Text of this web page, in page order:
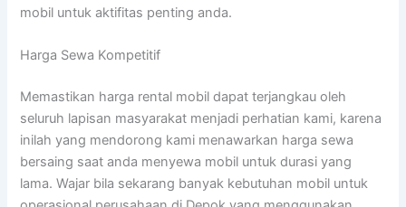
mobil untuk aktifitas penting anda.
Harga Sewa Kompetitif
Memastikan harga rental mobil dapat terjangkau oleh
seluruh lapisan masyarakat menjadi perhatian kami, karena
inilah yang mendorong kami menawarkan harga sewa
bersaing saat anda menyewa mobil untuk durasi yang
lama. Wajar bila sekarang banyak kebutuhan mobil untuk